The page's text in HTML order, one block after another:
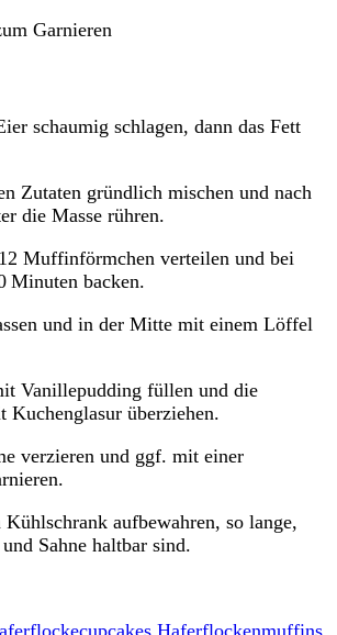
Garnieren
schaumig schlagen, dann das Fett
Zutaten gründlich mischen und nach
die Masse rühren.
Muffinförmchen verteilen und bei
Minuten backen.
und in der Mitte mit einem Löffel
Vanillepudding füllen und die
Kuchenglasur überziehen.
verzieren und ggf. mit einer
Kühlschrank aufbewahren, so lange,
Sahne haltbar sind.
Haferflockenmuffins